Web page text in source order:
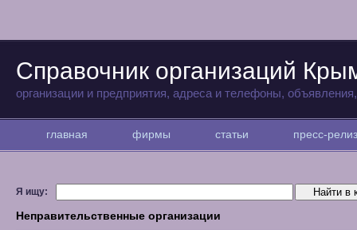
Справочник организаций
организации и предприятия, адреса и телефоны,
главная фирмы статьи пресс-
Я ищу:
Неправительственные организации